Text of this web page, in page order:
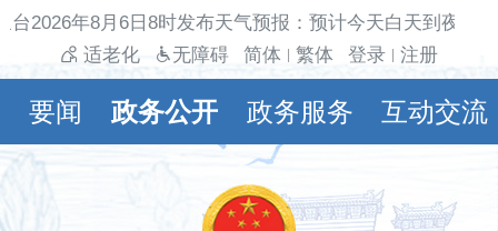
2026年8月6日8时发布天气预报：预计今天白天到夜间
适老化
无障碍 简体 繁体 登录 注册
要闻 政务公开 政务服务 互动交流